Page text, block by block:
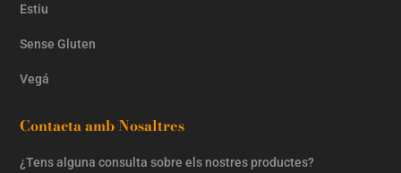
Estiu
Sense Gluten
Vegá
Contacta amb Nosaltres
¿Tens alguna consulta sobre els nostres productes?